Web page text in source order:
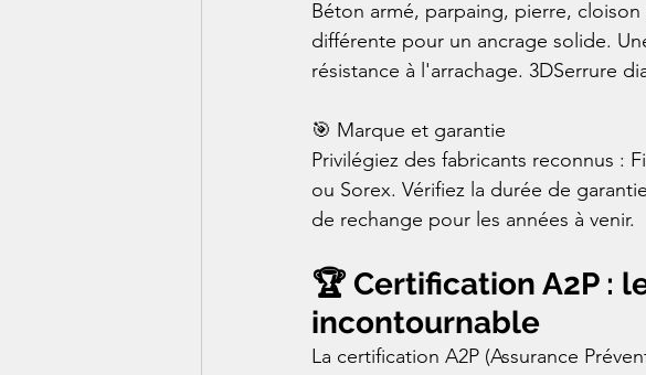
Béton armé, parpaing, pierre,
différente pour un ancrage solide.
résistance à l'arrachage. 3DSerrure
🎯 Marque et garantie
Privilégiez des fabricants reconnus :
ou Sorex. Vérifiez la durée de
de rechange pour les années à venir.
🏆 Certification A2P :
incontournable
La certification A2P (Assurance